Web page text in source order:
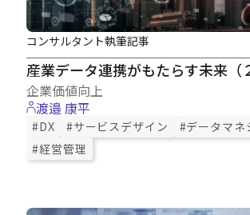
産業データ連携がもたらす未来（
企業価値向上
コンサルタント執筆記事
渡邉 康平
#DX #サービスデザイン
#データマネ
#経営管理